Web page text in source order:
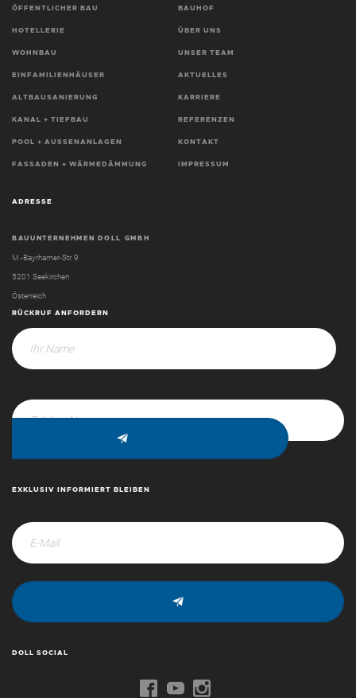
ÖFFENTLICHER BAU
HOTELLERIE
WOHNBAU
EINFAMILIENHÄUSER
ALTBAUSANIERUNG
KANAL + TIEFBAU
POOL + AUSSENANLAGEN
FASSADEN + WÄRMEDÄMMUNG
BAUHOF
ÜBER UNS
UNSER TEAM
AKTUELLES
KARRIERE
REFERENZEN
KONTAKT
IMPRESSUM
ADRESSE
BAUUNTERNEHMEN DOLL GMBH
M.-Bayrhamer-Str. 9
5201 Seekirchen
Österreich
RÜCKRUF ANFORDERN
EXKLUSIV INFORMIERT BLEIBEN
DOLL SOCIAL